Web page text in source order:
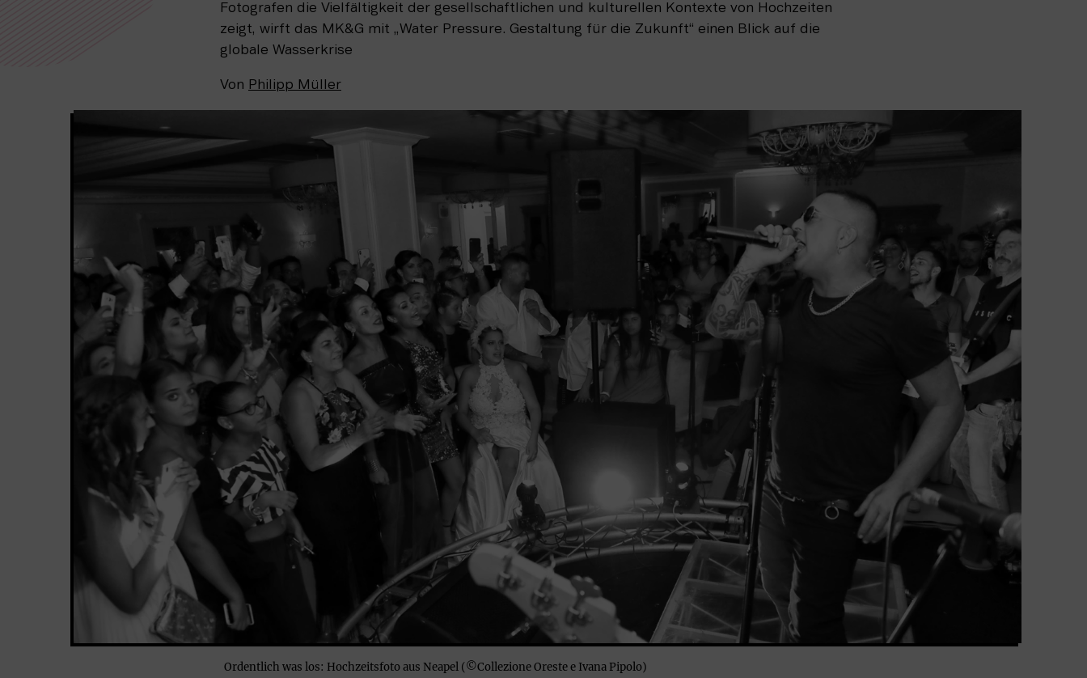
Fotografen die Vielfältigkeit der gesellschaftlichen und kulturellen Kontexte von Hochzeiten
zeigt, wirft das MK&G mit „Water Pressure. Gestaltung für die Zukunft“ einen Blick auf die
globale Wasserkrise
Von Philipp Müller
Ordentlich was los: Hochzeitsfoto aus Neapel (©Collezione Oreste e Ivana Pipolo)